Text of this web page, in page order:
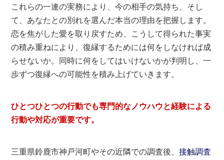
これらの一連の実務により、今の相手の気持ち、そし
て、あなたとの別れを選んだ本当の理由を把握します。
恋を焦がした愛を取り戻すため、こうして得られた事実
の積み重ねにより、復縁するためには何をしなければ成
らせないか。同時に何をしてはいけないかが判明し、一
歩ずつ復縁への可能性を積み上げていきます。
ひとつひとつの行動でも専門的なノウハウと経験による
行動や対応が重要です。
三重県鈴鹿市神戸河町やその近隣での調査後、接触調査